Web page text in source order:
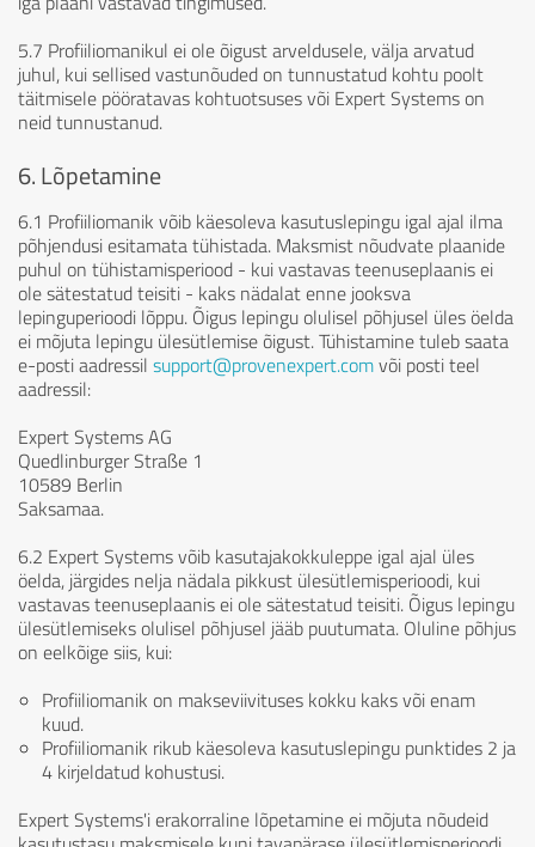
5.7 Profiiliomanikul ei ole õigust arveldusele, välja arvatud
juhul, kui sellised vastunõuded on tunnustatud kohtu poolt
täitmisele pööratavas kohtuotsuses või Expert Systems on
neid tunnustanud.
6. Lõpetamine
6.1 Profiiliomanik võib käesoleva kasutuslepingu igal ajal ilma
põhjendusi esitamata tühistada. Maksmist nõudvate plaanide
puhul on tühistamisperiood - kui vastavas teenuseplaanis ei
ole sätestatud teisiti - kaks nädalat enne jooksva
lepinguperioodi lõppu. Õigus lepingu olulisel põhjusel üles öelda
ei mõjuta lepingu ülesütlemise õigust. Tühistamine tuleb saata
e-posti aadressil support@provenexpert.comvõi posti teel
aadressil:
Expert Systems AG
Quedlinburger Straße 1
10589 Berlin
Saksamaa.
6.2 Expert Systems võib kasutajakokkuleppe igal ajal üles
öelda, järgides nelja nädala pikkust ülesütlemisperioodi, kui
vastavas teenuseplaanis ei ole sätestatud teisiti. Õigus lepingu
ülesütlemiseks olulisel põhjusel jääb puutumata. Oluline põhjus
on eelkõige siis, kui:
Profiiliomanik on makseviivituses kokku kaks või enam
kuud.
Profiiliomanik rikub käesoleva kasutuslepingu punktides 2 ja
4 kirjeldatud kohustusi.
Expert Systems'i erakorraline lõpetamine ei mõjuta nõudeid